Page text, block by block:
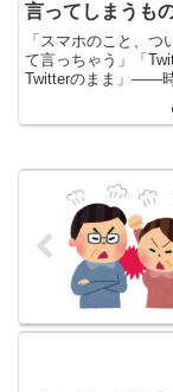
言ってしまうも
「もう直す気す
代以上のあるあ
「スマホのこと、つ
て言っちゃう」「
Twitterのまま」——時